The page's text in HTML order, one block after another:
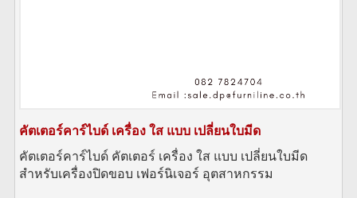
คัตเตอร์คาร์ไบด์ เครื่อง ใส แบบ เปลี่ยนใบมีด
คัตเตอร์คาร์ไบด์ คัตเตอร์ เครื่อง ใส แบบ เปลี่ยนใบมีด
สำหรับเครื่องปิดขอบ เฟอร์นิเจอร์ อุตสาหกรรม